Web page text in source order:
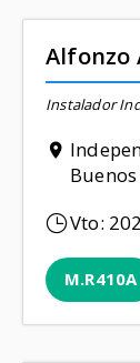
Alfonzo
Instalador
Vto:
M.R410A